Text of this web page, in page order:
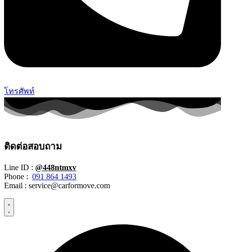
โทรศัพท์
ติดต่อสอบถาม
Line ID : @448ntmxv
Phone : 091 864 1493
Email : service@carformove.com